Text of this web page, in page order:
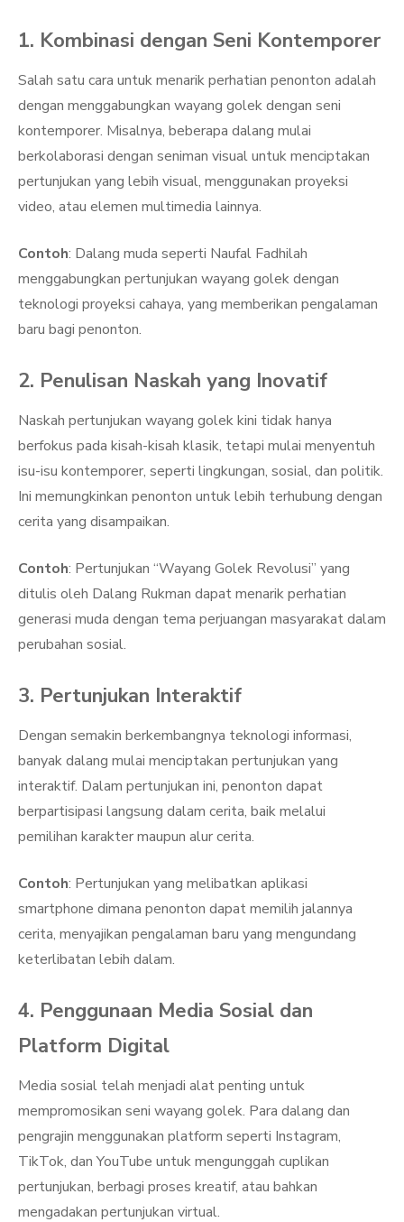
1. Kombinasi dengan Seni Kontemporer
Salah satu cara untuk menarik perhatian penonton adalah
dengan menggabungkan wayang golek dengan seni
kontemporer. Misalnya, beberapa dalang mulai
berkolaborasi dengan seniman visual untuk menciptakan
pertunjukan yang lebih visual, menggunakan proyeksi
video, atau elemen multimedia lainnya.
Contoh: Dalang muda seperti Naufal Fadhilah
menggabungkan pertunjukan wayang golek dengan
teknologi proyeksi cahaya, yang memberikan pengalaman
baru bagi penonton.
2. Penulisan Naskah yang Inovatif
Naskah pertunjukan wayang golek kini tidak hanya
berfokus pada kisah-kisah klasik, tetapi mulai menyentuh
isu-isu kontemporer, seperti lingkungan, sosial, dan politik.
Ini memungkinkan penonton untuk lebih terhubung dengan
cerita yang disampaikan.
Contoh: Pertunjukan “Wayang Golek Revolusi” yang
ditulis oleh Dalang Rukman dapat menarik perhatian
generasi muda dengan tema perjuangan masyarakat dalam
perubahan sosial.
3. Pertunjukan Interaktif
Dengan semakin berkembangnya teknologi informasi,
banyak dalang mulai menciptakan pertunjukan yang
interaktif. Dalam pertunjukan ini, penonton dapat
berpartisipasi langsung dalam cerita, baik melalui
pemilihan karakter maupun alur cerita.
Contoh: Pertunjukan yang melibatkan aplikasi
smartphone dimana penonton dapat memilih jalannya
cerita, menyajikan pengalaman baru yang mengundang
keterlibatan lebih dalam.
4. Penggunaan Media Sosial dan
Platform Digital
Media sosial telah menjadi alat penting untuk
mempromosikan seni wayang golek. Para dalang dan
pengrajin menggunakan platform seperti Instagram,
TikTok, dan YouTube untuk mengunggah cuplikan
pertunjukan, berbagi proses kreatif, atau bahkan
mengadakan pertunjukan virtual.